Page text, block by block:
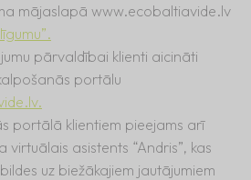
mājaslapā www.ecobaltiavide.lv
pārvaldībai klienti aicināti
portālu
portālā klientiem pieejams arī
virtuālais asistents “Andris”, kas
uz biežākajiem jautājumiem